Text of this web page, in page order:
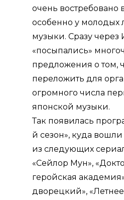
очень востребовано
особенно у молодых
музыки. Сразу через
«посыпались»
предложения о том,
переложить для
огромного числа
японской музыки.
Так появилась
й сезон», куда
из следующих
«Сейлор Мун»,
геройская
дворецкий»,